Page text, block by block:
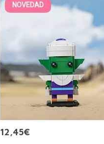
NOVEDAD
12,45€